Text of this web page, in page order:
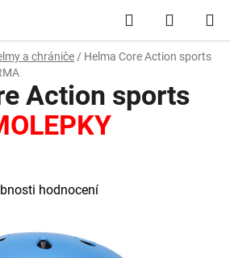
Hledat
KOŠÍK
a chrániče / Helma Core Action sports
Action sports
hodnocení